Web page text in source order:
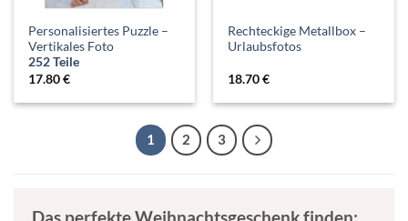
Personalisiertes Puzzle –
Vertikales Foto
252 Teile
17.80€
Rechteckige Metallbox –
Urlaubsfotos
18.70€
1 2 3
Das perfekte Weihnachtsgeschenk finden: